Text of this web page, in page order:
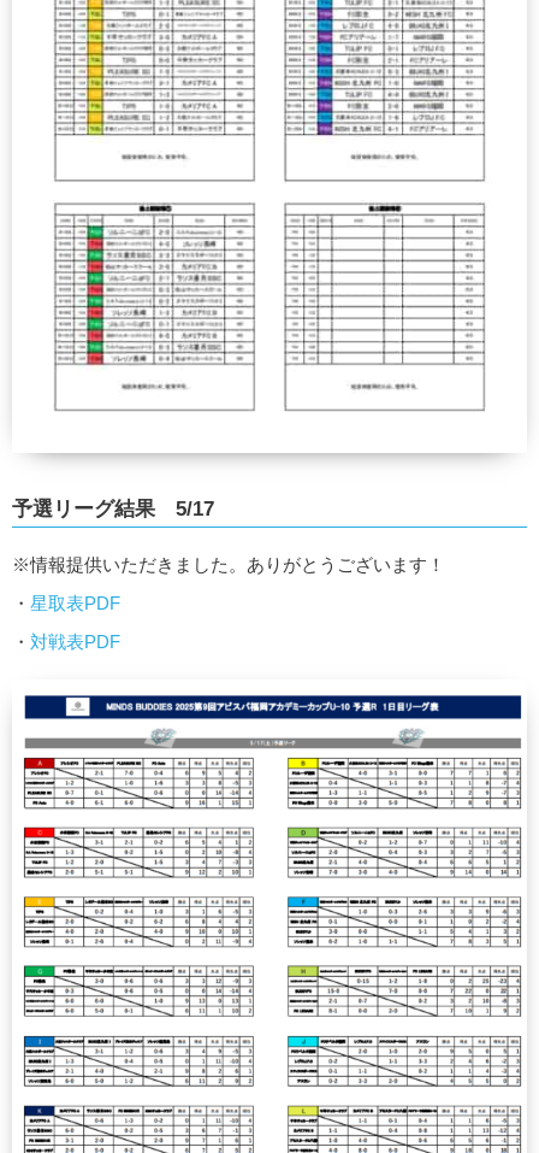
予選リーグ結果 5/17
※情報提供いただきました。ありがとうございます！
・ 星取表PDF
・ 対戦表PDF